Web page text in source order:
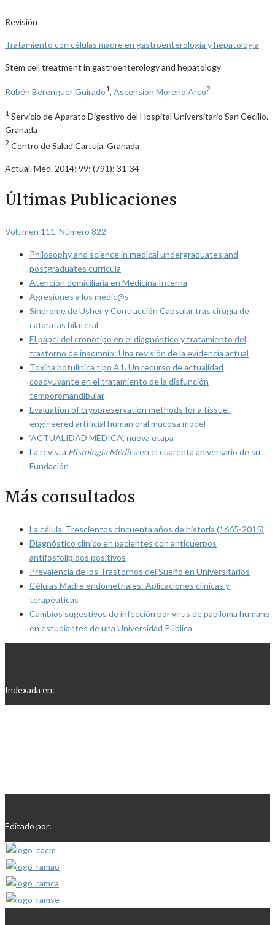
Revisión
Tratamiento con células madre en gastroenterología y hepatología
Stem cell treatment in gastroenterology and hepatology
Rubén Berenguer Guirado1, Ascensión Moreno Arco2
1 Servicio de Aparato Digestivo del Hospital Universitario San Cecilio.
Granada
2 Centro de Salud Cartuja. Granada
Actual. Med. 2014; 99: (791): 31-34
Últimas Publicaciones
Volumen 111. Número 822
Philosophy and science in medical undergraduates and
postgraduates curricula
Atención domiciliaria en Medicina Interna
Agresiones a los medic@s
Síndrome de Usher y Contracción Capsular tras cirugía de
cataratas bilateral
El papel del cronotipo en el diagnóstico y tratamiento del
trastorno de insomnio: Una revisión de la evidencia actual
Toxina botulínica tipo A1. Un recurso de actualidad
coadyuvante en el tratamiento de la disfunción
temporomandibular
Evaluation of cryopreservation methods for a tissue-
engineered artificial human oral mucosa model
‘ACTUALIDAD MÉDICA’, nueva etapa
La revista Histología Médicaen el cuarenta aniversario de su
Fundación
Más consultados
La célula. Trescientos cincuenta años de historia (1665-2015)
Diagnóstico clínico en pacientes con anticuerpos
antifosfolípidos positivos
Prevalencia de los Trastornos del Sueño en Universitarios
Células Madre endometriales: Aplicaciones clínicas y
terapéuticas
Cambios sugestivos de infección por virus de papiloma humano
en estudiantes de una Universidad Pública
Indexada en:
Editado por: